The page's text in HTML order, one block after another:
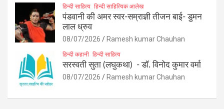
हिन्दी साहित्य हिन्दी साहित्यिक आलेख
पंडवानी की अमर स्वर-सम्राज्ञी तीजन बाई- डुमन
लाल ध्रुव
08/07/2026 Ramesh kumar Chauhan
हिन्दी कहानी हिन्दी साहित्य
सरस्वती सुता (लघुकथा) ​- डॉ. विनोद कुमार वर्मा
08/07/2026 Ramesh kumar Chauhan